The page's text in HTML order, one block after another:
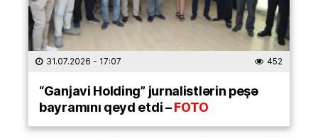
31.07.2026 - 17:07 452
“Ganjavi Holding” jurnalistlərin peşə
bayramını qeyd etdi –FOTO